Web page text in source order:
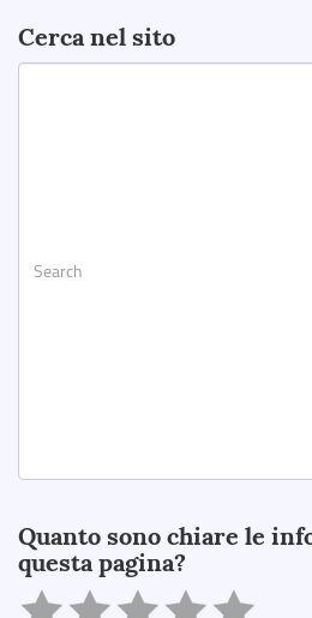
Cerca nel sito
Quanto sono chiare le
questa pagina?